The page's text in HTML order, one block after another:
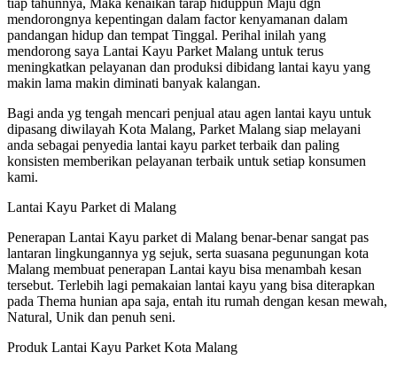
mendorongnya kepentingan dalam factor kenyamanan dalam
pandangan hidup dan tempat Tinggal. Perihal inilah yang
mendorong saya Lantai Kayu Parket Malang untuk terus
meningkatkan pelayanan dan produksi dibidang lantai kayu yang
makin lama makin diminati banyak kalangan.
Bagi anda yg tengah mencari penjual atau agen lantai kayu untuk
dipasang diwilayah Kota Malang, Parket Malang siap melayani
anda sebagai penyedia lantai kayu parket terbaik dan paling
konsisten memberikan pelayanan terbaik untuk setiap konsumen
kami.
Lantai Kayu Parket di Malang
Penerapan Lantai Kayu parket di Malang benar-benar sangat pas
lantaran lingkungannya yg sejuk, serta suasana pegunungan kota
Malang membuat penerapan Lantai kayu bisa menambah kesan
tersebut. Terlebih lagi pemakaian lantai kayu yang bisa diterapkan
pada Thema hunian apa saja, entah itu rumah dengan kesan mewah,
Natural, Unik dan penuh seni.
Produk Lantai Kayu Parket Kota Malang